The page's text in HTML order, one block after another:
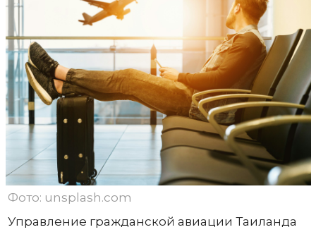
Фото: unsplash.com
Управление гражданской авиации Таиланда